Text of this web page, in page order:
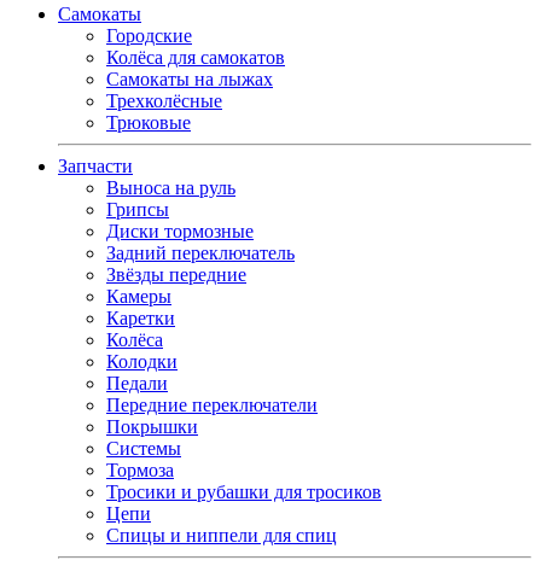
Самокаты
Городские
Колёса для самокатов
Самокаты на лыжах
Трехколёсные
Трюковые
Запчасти
Выноса на руль
Грипсы
Диски тормозные
Задний переключатель
Звёзды передние
Камеры
Каретки
Колёса
Колодки
Педали
Передние переключатели
Покрышки
Системы
Тормоза
Тросики и рубашки для тросиков
Цепи
Спицы и ниппели для спиц